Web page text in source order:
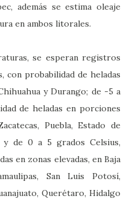
además se estima oleaje
en ambos litorales.
se esperan registros
con probabilidad de heladas
y Durango; de -5 a
de heladas en porciones
Puebla, Estado de
y de 0 a 5 grados Celsius,
en zonas elevadas, en Baja
San Luis Potosí,
Querétaro, Hidalgo